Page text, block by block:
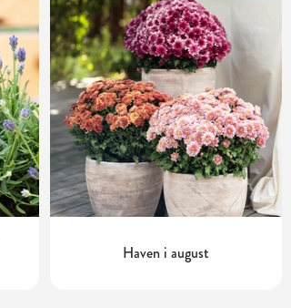
Haven i august